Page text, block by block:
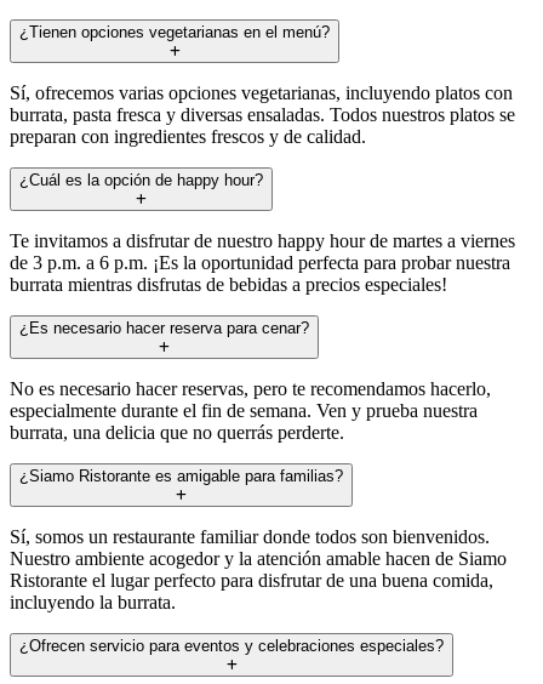
¿Tienen opciones vegetarianas en el menú?
Sí, ofrecemos varias opciones vegetarianas, incluyendo platos con
burrata, pasta fresca y diversas ensaladas. Todos nuestros platos se
preparan con ingredientes frescos y de calidad.
¿Cuál es la opción de happy hour?
Te invitamos a disfrutar de nuestro happy hour de martes a viernes
de 3 p.m. a 6 p.m. ¡Es la oportunidad perfecta para probar nuestra
burrata mientras disfrutas de bebidas a precios especiales!
¿Es necesario hacer reserva para cenar?
No es necesario hacer reservas, pero te recomendamos hacerlo,
especialmente durante el fin de semana. Ven y prueba nuestra
burrata, una delicia que no querrás perderte.
¿Siamo Ristorante es amigable para familias?
Sí, somos un restaurante familiar donde todos son bienvenidos.
Nuestro ambiente acogedor y la atención amable hacen de Siamo
Ristorante el lugar perfecto para disfrutar de una buena comida,
incluyendo la burrata.
¿Ofrecen servicio para eventos y celebraciones especiales?